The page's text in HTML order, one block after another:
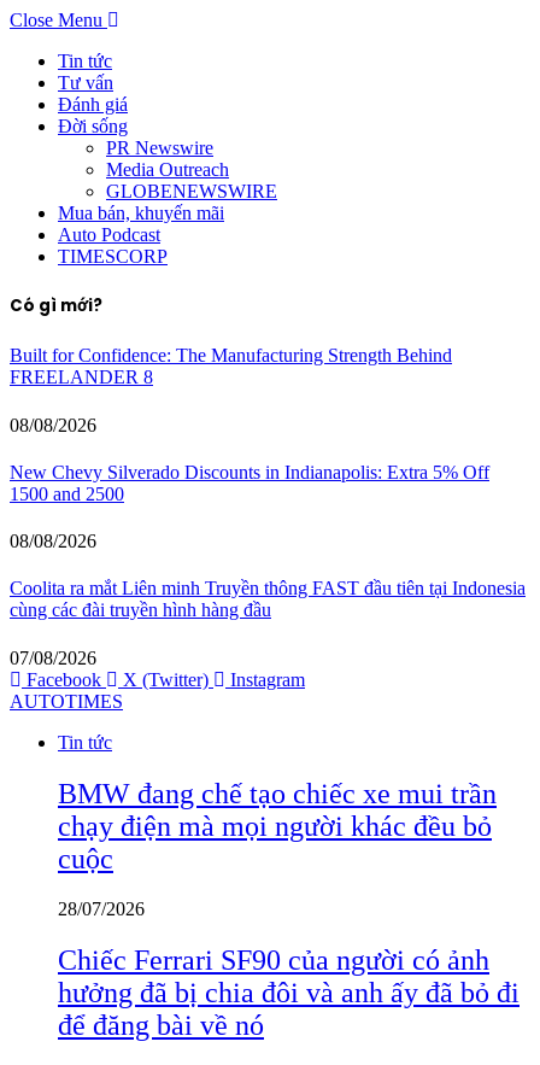
Close Menu
Tin tức
Tư vấn
Đánh giá
Đời sống
PR Newswire
Media Outreach
GLOBENEWSWIRE
Mua bán, khuyến mãi
Auto Podcast
TIMESCORP
Có gì mới?
Built for Confidence: The Manufacturing Strength Behind
FREELANDER 8
08/08/2026
New Chevy Silverado Discounts in Indianapolis: Extra 5% Off
1500 and 2500
08/08/2026
Coolita ra mắt Liên minh Truyền thông FAST đầu tiên tại Indonesia
cùng các đài truyền hình hàng đầu
07/08/2026
Facebook
X (Twitter)
Instagram
AUTOTIMES
Tin tức
BMW đang chế tạo chiếc xe mui trần
chạy điện mà mọi người khác đều bỏ
cuộc
28/07/2026
Chiếc Ferrari SF90 của người có ảnh
hưởng đã bị chia đôi và anh ấy đã bỏ đi
để đăng bài về nó